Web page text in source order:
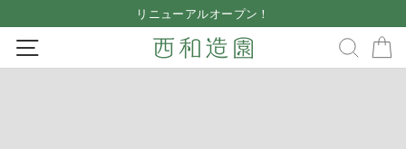
to
content
Pause
slideshow
リニューアルオープン！
SITE NAVIGATION